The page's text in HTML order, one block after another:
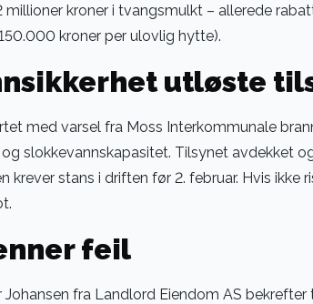
millioner kroner i tvangsmulkt – allerede
kroner per ulovlig hytte).
utløste
med varsel fra Moss Interkommunale
slokkevannskapasitet. Tilsynet avdekket
krever stans i driften før 2. februar. Hvis
feil
Johansen fra Landlord Eiendom AS